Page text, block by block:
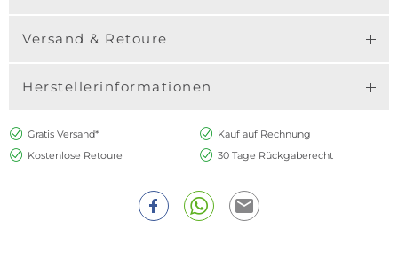
Versand & Retoure
Herstellerinformationen
Gratis Versand*
Kauf auf Rechnung
Kostenlose Retoure
30 Tage Rückgaberecht